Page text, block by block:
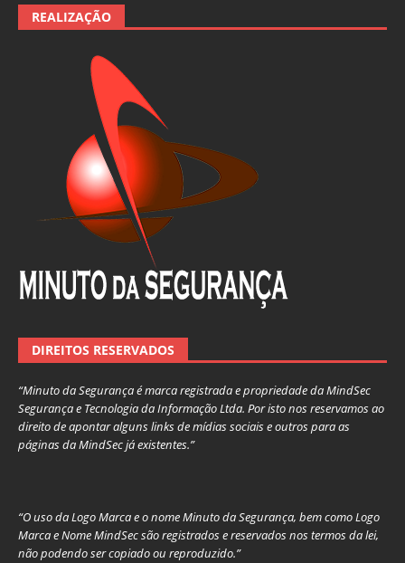
REALIZAÇÃO
DIREITOS RESERVADOS
“Minuto da Segurança é marca registrada e propriedade da MindSec
Segurança e Tecnologia da Informação Ltda. Por isto nos reservamos ao
direito de apontar alguns links de mídias sociais e outros para as
páginas da MindSec já existentes.”
“O uso da Logo Marca e o nome Minuto da Segurança, bem como Logo
Marca e Nome MindSec são registrados e reservados nos termos da lei,
não podendo ser copiado ou reproduzido.”